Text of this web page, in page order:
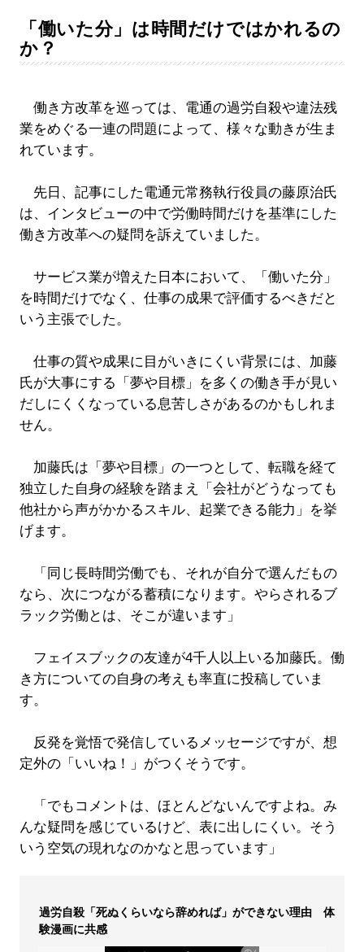
「働いた分」は時間だけではかれるの
か？
働き方改革を巡っては、電通の過労自殺や違法残
業をめぐる一連の問題によって、様々な動きが生ま
れています。
先日、記事にした電通元常務執行役員の藤原治氏
は、インタビューの中で労働時間だけを基準にした
働き方改革への疑問を訴えていました。
サービス業が増えた日本において、「働いた分」
を時間だけでなく、仕事の成果で評価するべきだと
いう主張でした。
仕事の質や成果に目がいきにくい背景には、加藤
氏が大事にする「夢や目標」を多くの働き手が見い
だしにくくなっている息苦しさがあるのかもしれま
せん。
加藤氏は「夢や目標」の一つとして、転職を経て
独立した自身の経験を踏まえ「会社がどうなっても
他社から声がかかるスキル、起業できる能力」を挙
げます。
「同じ長時間労働でも、それが自分で選んだもの
なら、次につながる蓄積になります。やらされるブ
ラック労働とは、そこが違います」
フェイスブックの友達が4千人以上いる加藤氏。働
き方についての自身の考えも率直に投稿していま
す。
反発を覚悟で発信しているメッセージですが、想
定外の「いいね！」がつくそうです。
「でもコメントは、ほとんどないんですよね。み
んな疑問を感じているけど、表に出しにくい。そう
いう空気の現れなのかなと思っています」
過労自殺「死ぬくらいなら辞めれば」ができない理由 体
験漫画に共感